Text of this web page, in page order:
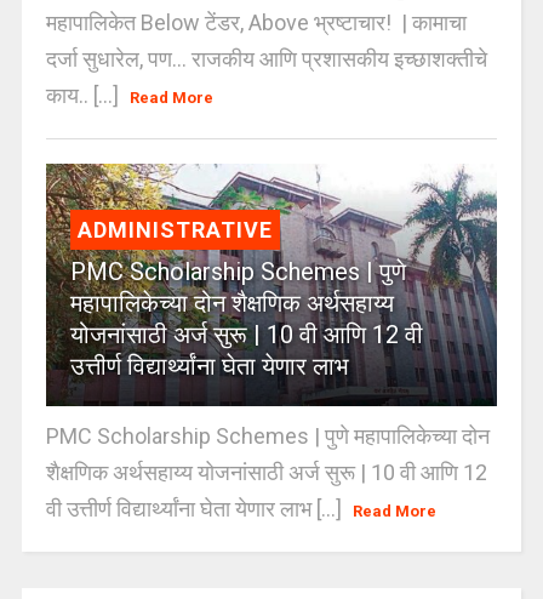
महापालिकेत Below टेंडर, Above भ्रष्टाचार! | कामाचा
दर्जा सुधारेल, पण… राजकीय आणि प्रशासकीय इच्छाशक्तीचे
काय.. [...]
Read More
ADMINISTRATIVE
PMC Scholarship Schemes | पुणे
महापालिकेच्या दोन शैक्षणिक अर्थसहाय्य
योजनांसाठी अर्ज सुरू | 10 वी आणि 12 वी
उत्तीर्ण विद्यार्थ्यांना घेता येणार लाभ
PMC Scholarship Schemes | पुणे महापालिकेच्या दोन
शैक्षणिक अर्थसहाय्य योजनांसाठी अर्ज सुरू | 10 वी आणि 12
वी उत्तीर्ण विद्यार्थ्यांना घेता येणार लाभ [...]
Read More